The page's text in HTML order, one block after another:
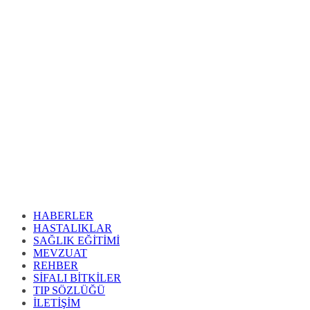
HABERLER
HASTALIKLAR
SAĞLIK EĞİTİMİ
MEVZUAT
REHBER
SİFALI BİTKİLER
TIP SÖZLÜĞÜ
İLETİŞİM